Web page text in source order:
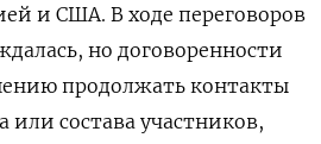
и США. В ходе переговоров
но договоренности
продолжать контакты
или состава участников,